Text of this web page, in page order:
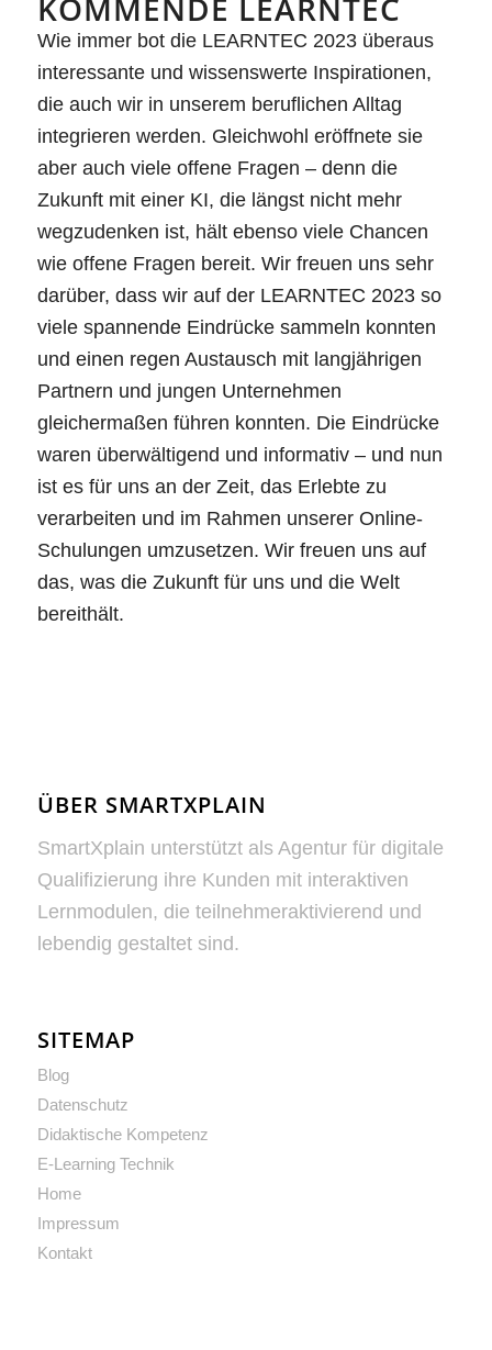
KOMMENDE LEARNTEC
Wie immer bot die LEARNTEC 2023 überaus
interessante und wissenswerte Inspirationen,
die auch wir in unserem beruflichen Alltag
integrieren werden. Gleichwohl eröffnete sie
aber auch viele offene Fragen – denn die
Zukunft mit einer KI, die längst nicht mehr
wegzudenken ist, hält ebenso viele Chancen
wie offene Fragen bereit. Wir freuen uns sehr
darüber, dass wir auf der LEARNTEC 2023 so
viele spannende Eindrücke sammeln konnten
und einen regen Austausch mit langjährigen
Partnern und jungen Unternehmen
gleichermaßen führen konnten. Die Eindrücke
waren überwältigend und informativ – und nun
ist es für uns an der Zeit, das Erlebte zu
verarbeiten und im Rahmen unserer Online-
Schulungen umzusetzen. Wir freuen uns auf
das, was die Zukunft für uns und die Welt
bereithält.
ÜBER SMARTXPLAIN
SmartXplain unterstützt als Agentur für digitale
Qualifizierung ihre Kunden mit interaktiven
Lernmodulen, die teilnehmeraktivierend und
lebendig gestaltet sind.
SITEMAP
Blog
Datenschutz
Didaktische Kompetenz
E-Learning Technik
Home
Impressum
Kontakt